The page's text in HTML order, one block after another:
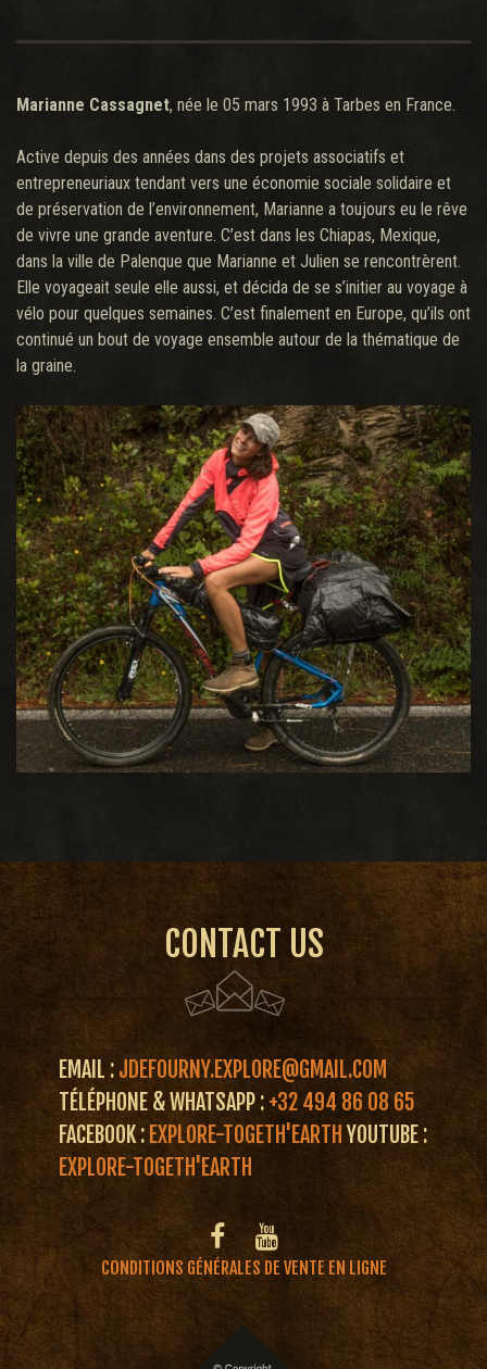
Marianne Cassagnet, née le 05 mars 1993 à Tarbes en France.
Active depuis des années dans des projets associatifs et
entrepreneuriaux tendant vers une économie sociale solidaire et
de préservation de l’environnement, Marianne a toujours eu le rêve
de vivre une grande aventure. C’est dans les Chiapas, Mexique,
dans la ville de Palenque que Marianne et Julien se rencontrèrent.
Elle voyageait seule elle aussi, et décida de se s’initier au voyage à
vélo pour quelques semaines. C’est finalement en Europe, qu’ils ont
continué un bout de voyage ensemble autour de la thématique de
la graine.
CONTACT US
EMAIL : JDEFOURNY.EXPLORE@GMAIL.COM
TÉLÉPHONE & WHATSAPP : +32 494 86 08 65
FACEBOOK : EXPLORE-TOGETH'EARTH YOUTUBE :
EXPLORE-TOGETH'EARTH
CONDITIONS GÉNÉRALES DE VENTE EN LIGNE